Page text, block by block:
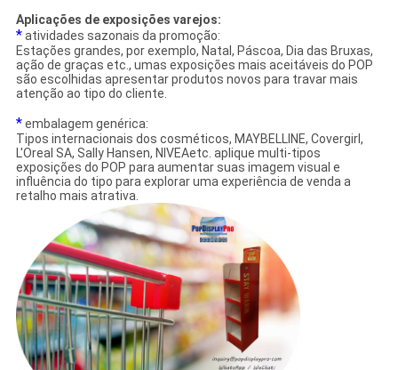
Aplicações de exposições varejos:
*atividades sazonais da promoção:
Estações grandes, por exemplo, Natal, Páscoa, Dia das Bruxas,
ação de graças etc., umas exposições mais aceitáveis do POP
são escolhidas apresentar produtos novos para travar mais
atenção ao tipo do cliente.
*embalagem genérica:
Tipos internacionais dos cosméticos, MAYBELLINE, Covergirl,
L'Oreal SA, Sally Hansen, NIVEAetc. aplique multi-tipos
exposições do POP para aumentar suas imagem visual e
influência do tipo para explorar uma experiência de venda a
retalho mais atrativa.